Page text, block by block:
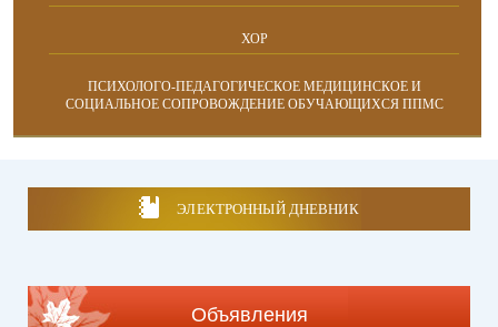
ХОР
ПСИХОЛОГО-ПЕДАГОГИЧЕСКОЕ МЕДИЦИНСКОЕ И
СОЦИАЛЬНОЕ СОПРОВОЖДЕНИЕ ОБУЧАЮЩИХСЯ ППМС
ЭЛЕКТРОННЫЙ ДНЕВНИК
Объявления